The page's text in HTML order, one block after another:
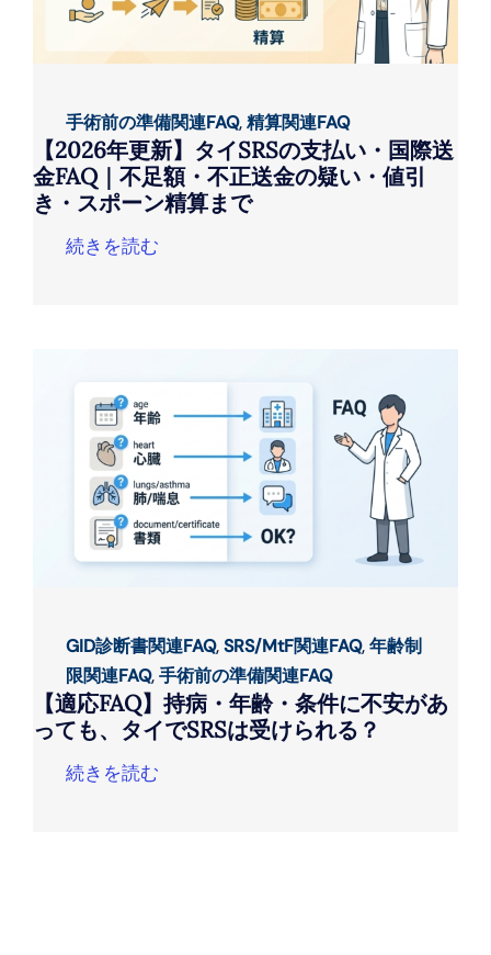
手術前の準備関連FAQ,精算関連FAQ
【2026年更新】タイSRSの支払い・国際送
金FAQ｜不足額・不正送金の疑い・値引
き・スポーン精算まで
続きを読む
GID診断書関連FAQ,SRS/MtF関連FAQ,年齢制
限関連FAQ,手術前の準備関連FAQ
【適応FAQ】持病・年齢・条件に不安があ
っても、タイでSRSは受けられる？
続きを読む